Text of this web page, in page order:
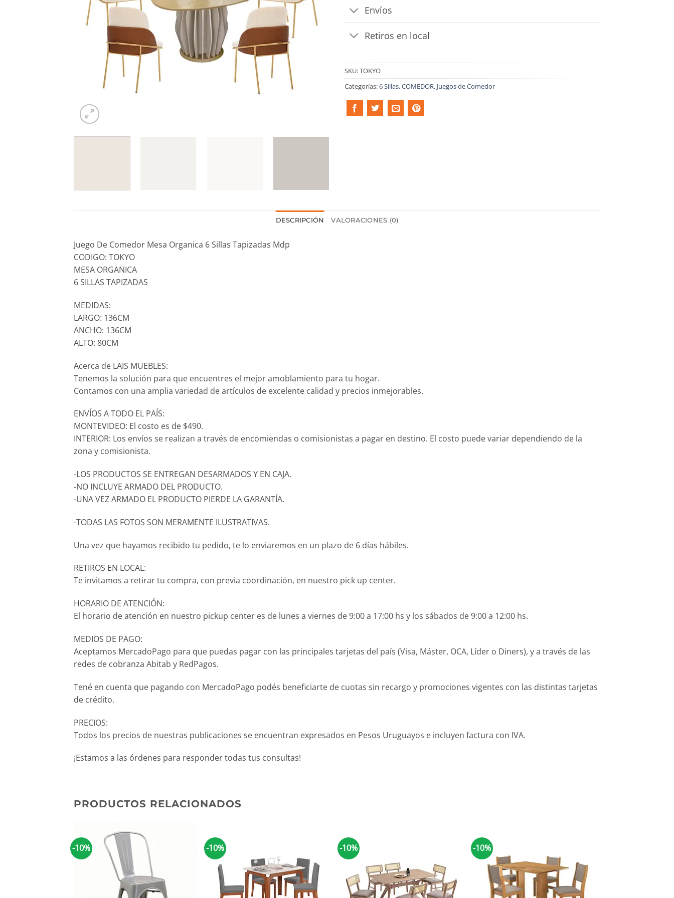
Envíos
Retiros en local
SKU:TOKYO
Categorías:6 Sillas,COMEDOR, Juegos de Comedor
DESCRIPCIÓN VALORACIONES (0)
Juego De Comedor Mesa Organica 6 Sillas Tapizadas Mdp
CODIGO: TOKYO
MESA ORGANICA
6 SILLAS TAPIZADAS
MEDIDAS:
LARGO: 136CM
ANCHO: 136CM
ALTO: 80CM
Acerca de LAIS MUEBLES:
Tenemos la solución para que encuentres el mejor amoblamiento para tu hogar.
Contamos con una amplia variedad de artículos de excelente calidad y precios inmejorables.
ENVÍOS A TODO EL PAÍS:
MONTEVIDEO: El costo es de $490.
INTERIOR: Los envíos se realizan a través de encomiendas o comisionistas a pagar en destino. El costo puede variar dependiendo de la
zona y comisionista.
-LOS PRODUCTOS SE ENTREGAN DESARMADOS Y EN CAJA.
-NO INCLUYE ARMADO DEL PRODUCTO.
-UNA VEZ ARMADO EL PRODUCTO PIERDE LA GARANTÍA.
-TODAS LAS FOTOS SON MERAMENTE ILUSTRATIVAS.
Una vez que hayamos recibido tu pedido, te lo enviaremos en un plazo de 6 días hábiles.
RETIROS EN LOCAL:
Te invitamos a retirar tu compra, con previa coordinación, en nuestro pick up center.
HORARIO DE ATENCIÓN:
El horario de atención en nuestro pickup center es de lunes a viernes de 9:00 a 17:00 hs y los sábados de 9:00 a 12:00 hs.
MEDIOS DE PAGO:
Aceptamos MercadoPago para que puedas pagar con las principales tarjetas del país (Visa, Máster, OCA, Líder o Diners), y a través de las
redes de cobranza Abitab y RedPagos.
Tené en cuenta que pagando con MercadoPago podés beneficiarte de cuotas sin recargo y promociones vigentes con las distintas tarjetas
de crédito.
PRECIOS:
Todos los precios de nuestras publicaciones se encuentran expresados en Pesos Uruguayos e incluyen factura con IVA.
¡Estamos a las órdenes para responder todas tus consultas!
PRODUCTOS RELACIONADOS
-10% -10% -10% -10%